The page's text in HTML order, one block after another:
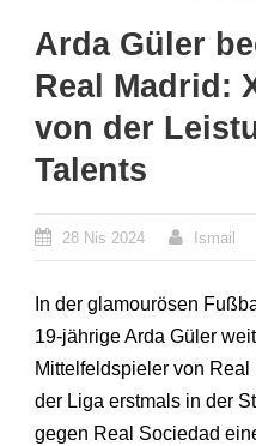
Arda Güler
Real Madrid:
von der
Talents
28 Nis 2024 Ismail
In der glamourösen
19-jährige Arda Güler
Mittelfeldspieler von
der Liga erstmals in der
gegen Real Sociedad